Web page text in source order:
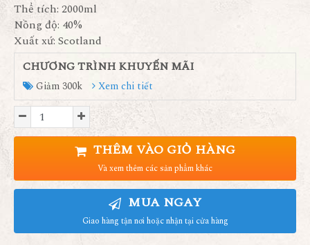
Thể tích: 2000ml
Nồng độ: 40%
Xuất xứ: Scotland
CHƯƠNG TRÌNH KHUYẾN MÃI
Giảm 300k Xem chi tiết
THÊM VÀO GIỎ HÀNG
Và xem thêm các sản phẩm khác
MUA NGAY
Giao hàng tận nơi hoặc nhận tại cửa hàng